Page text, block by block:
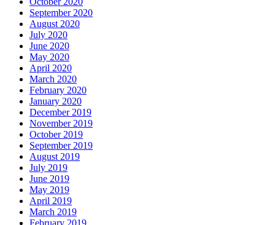
September 2020
August 2020
July 2020
June 2020
May 2020
April 2020
March 2020
February 2020
January 2020
December 2019
November 2019
October 2019
September 2019
August 2019
July 2019
June 2019
May 2019
April 2019
March 2019
February 2019